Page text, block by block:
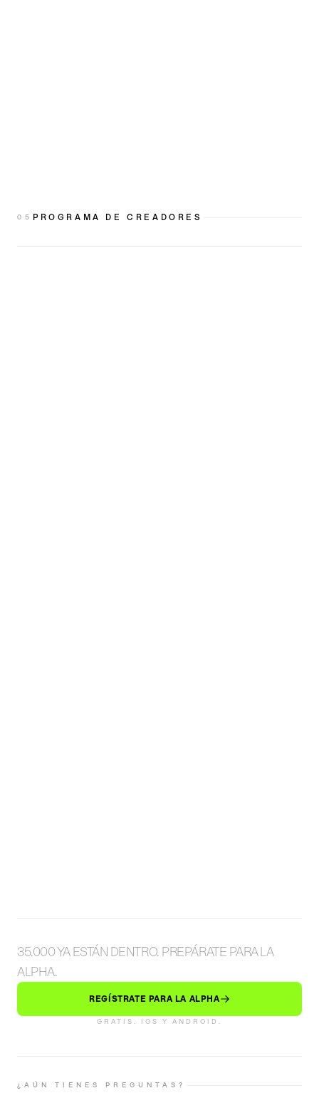
0 5 PROGRAMA DE CREADORES
35.000 YA ESTÁN DENTRO. PREPÁRATE PARA LA
ALPHA.
REGÍSTRATE PARA LA ALPHA
GRATIS. IOS Y ANDROID.
¿AÚN TIENES PREGUNTAS?